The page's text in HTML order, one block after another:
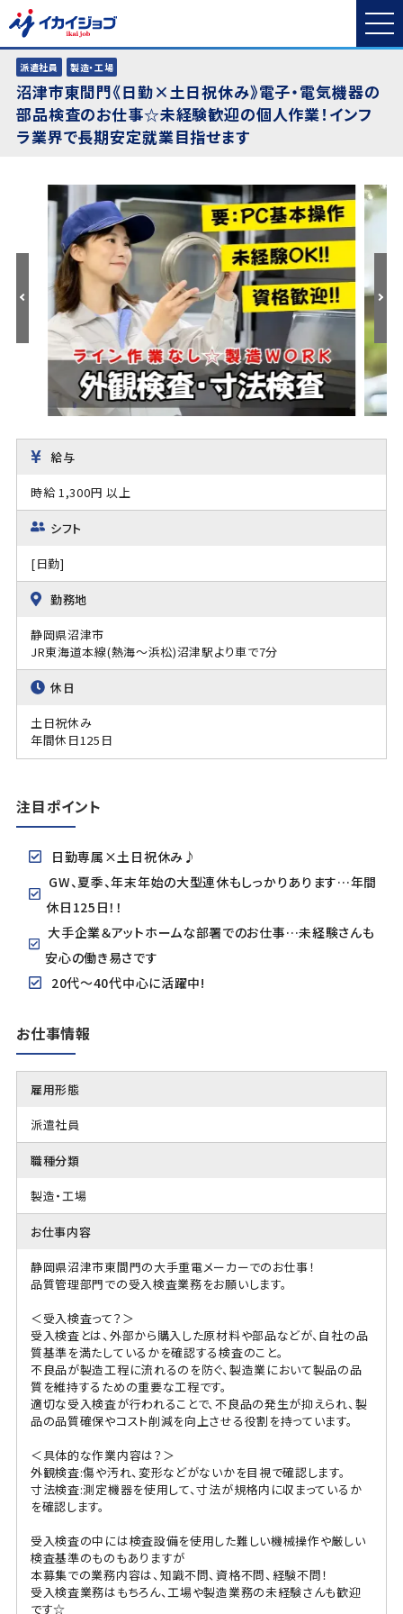
派遣社員 製造・工場
沼津市東間門《日勤×土日祝休み》電子・電気機器の
部品検査のお仕事☆未経験歓迎の個人作業！インフ
ラ業界で長期安定就業目指せます
給与
時給 1,300円 以上
シフト
[日勤]
勤務地
静岡県沼津市
JR東海道本線(熱海～浜松)沼津駅より車で7分
休日
土日祝休み
年間休日125日
注目ポイント
日勤専属×土日祝休み♪
GW、夏季、年末年始の大型連休もしっかりあります…年間
休日125日！！
大手企業＆アットホームな部署でのお仕事…未経験さんも
安心の働き易さです
20代～40代中心に活躍中!
お仕事情報
雇用形態
派遣社員
職種分類
製造・工場
お仕事内容
静岡県沼津市東間門の大手重電メーカーでのお仕事！
品質管理部門での受入検査業務をお願いします。
＜受入検査って？＞
受入検査とは、外部から購入した原材料や部品などが、自社の品
質基準を満たしているかを確認する検査のこと。
不良品が製造工程に流れるのを防ぐ、製造業において製品の品
質を維持するための重要な工程です。
適切な受入検査が行われることで、不良品の発生が抑えられ、製
品の品質確保やコスト削減を向上させる役割を持っています。
＜具体的な作業内容は？＞
外観検査:傷や汚れ、変形などがないかを目視で確認します。
寸法検査:測定機器を使用して、寸法が規格内に収まっているか
を確認します。
受入検査の中には検査設備を使用した難しい機械操作や厳しい
検査基準のものもありますが
本募集での業務内容は、知識不問、資格不問、経験不問！
受入検査業務はもちろん、工場や製造業務の未経験さんも歓迎
です☆